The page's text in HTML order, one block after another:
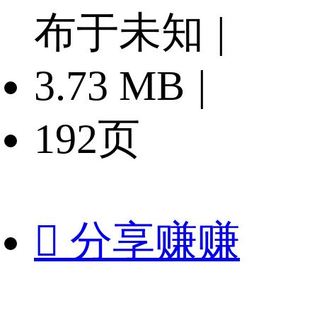
布于未知 |
3.73 MB |
192页
 分享赚赚